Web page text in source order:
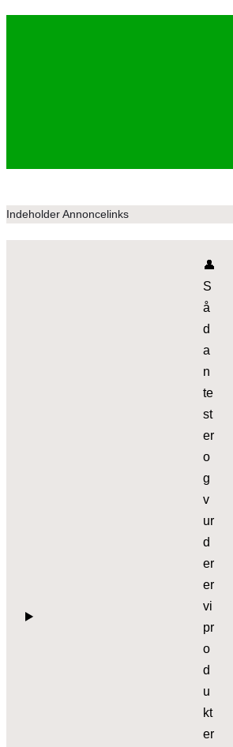
Indeholder Annoncelinks
👤
S
å
d
a
n
te
st
er
o
g
v
ur
d
er
er
vi
pr
o
d
u
kt
er